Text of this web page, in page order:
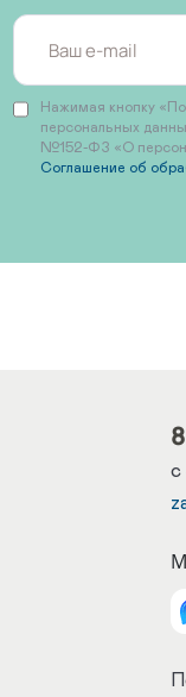
Нажимая кнопку
персональных
№152-ФЗ «О
Соглашение об
с